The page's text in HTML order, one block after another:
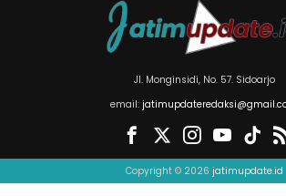
Jl. Monginsidi, No. 57. Sidoarjo
email:
Copyright © 2026 jatimupdate.id